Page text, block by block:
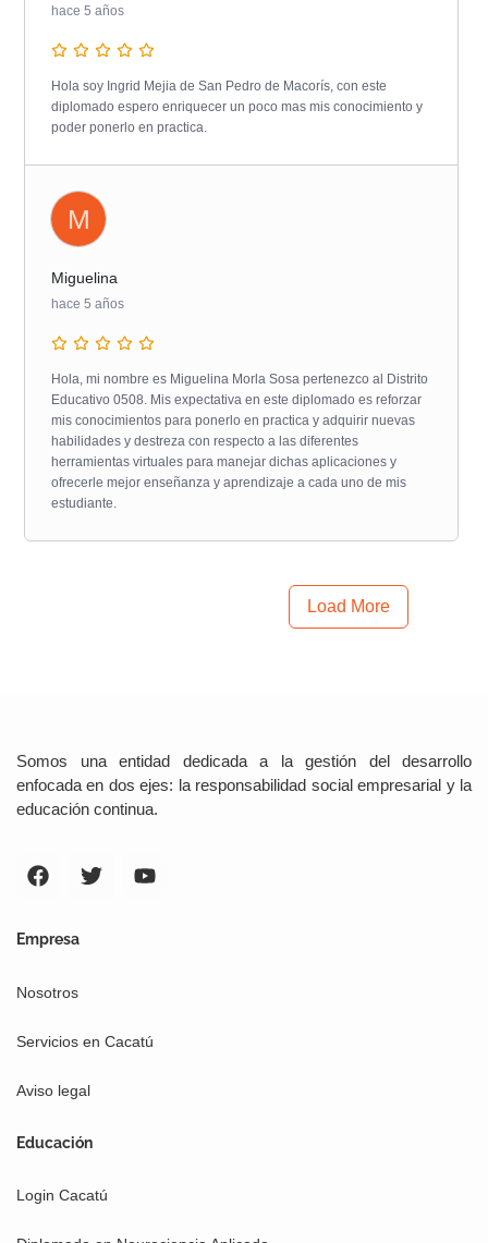
hace 5 años
Hola soy Ingrid Mejia de San Pedro de Macorís, con este
diplomado espero enriquecer un poco mas mis conocimiento y
poder ponerlo en practica.
M
Miguelina
hace 5 años
Hola, mi nombre es Miguelina Morla Sosa pertenezco al Distrito
Educativo 0508. Mis expectativa en este diplomado es reforzar
mis conocimientos para ponerlo en practica y adquirir nuevas
habilidades y destreza con respecto a las diferentes
herramientas virtuales para manejar dichas aplicaciones y
ofrecerle mejor enseñanza y aprendizaje a cada uno de mis
estudiante.
Load More
Somos una entidad dedicada a la gestión del desarrollo
enfocada en dos ejes: la responsabilidad social empresarial y la
educación continua.
a
b
k
w
o
Empresa
Nosotros
Servicios en Cacatú
Aviso legal
Educación
Login Cacatú